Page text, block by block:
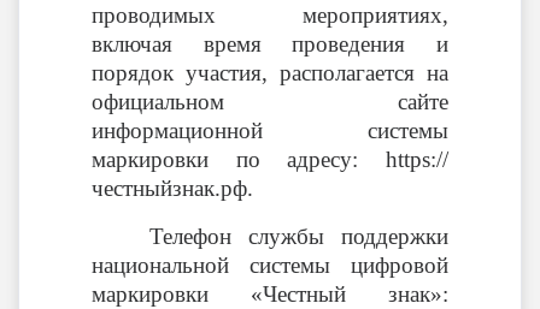
проводимых мероприятиях,
включая время проведения и
порядок участия, располагается на
официальном сайте
информационной системы
маркировки по адресу: https://
честныйзнак.рф.
Телефон службы поддержки
национальной системы цифровой
маркировки «Честный знак»: